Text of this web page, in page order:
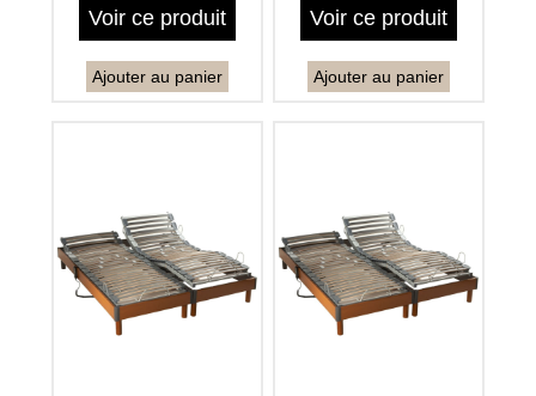
Voir ce produit
Ajouter au panier
Voir ce produit
Ajouter au panier